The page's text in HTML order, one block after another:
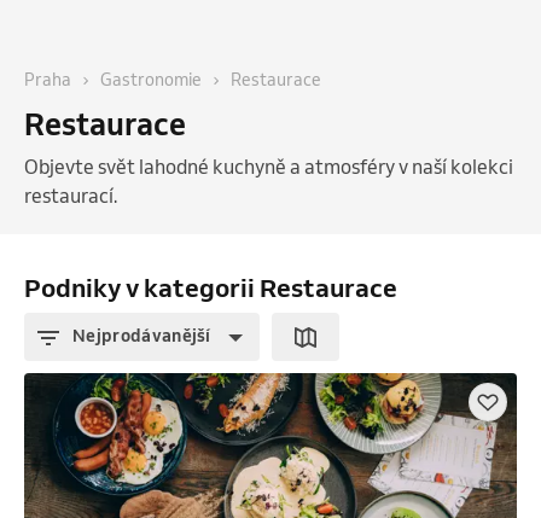
Praha Gastronomie Restaurace
Restaurace
Objevte svět lahodné kuchyně a atmosféry v naší kolekci
restaurací.
Podniky v kategorii Restaurace
Nejprodávanější